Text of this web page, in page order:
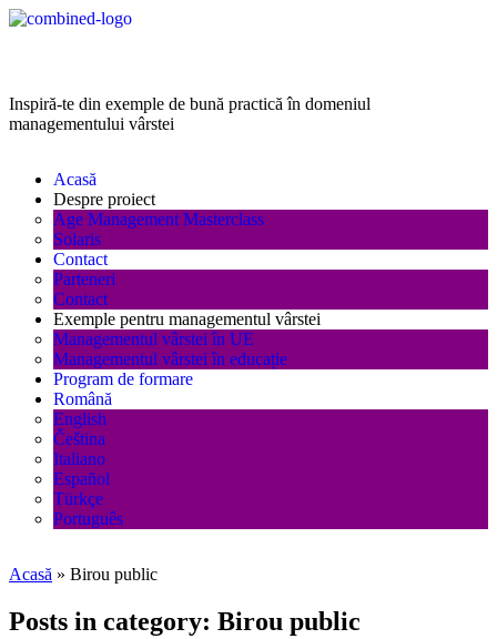
Inspiră-te din exemple de bună practică în domeniul
managementului vârstei
Acasă
Despre proiect
Age Management Masterclass
Solaris
Contact
Parteneri
Contact
Exemple pentru managementul vârstei
Managementul vârstei în UE
Managementul vârstei în educație
Program de formare
Română
English
Čeština
Italiano
Español
Türkçe
Português
Acasă » Birou public
Posts in category: Birou public